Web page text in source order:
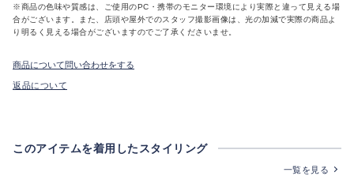
※商品の色味や質感は、ご使用のPC・携帯のモニター環境により実際と違って見える場
合がございます。また、店頭や屋外でのスタッフ撮影画像は、光の加減で実際の商品よ
り明るく見える場合がございますのでご了承くださいませ。
商品について問い合わせをする
返品について
このアイテムを着用したスタイリング
一覧を見る